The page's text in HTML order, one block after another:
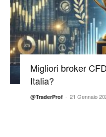
Migliori broker
Italia?
@TraderProf - 21 Gennaio